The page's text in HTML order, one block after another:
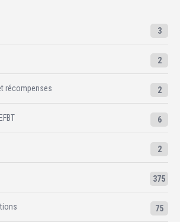
3
2
récompenses 2
6
2
375
75